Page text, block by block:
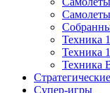
Техника
Техника
Техника
Стратегические
Супер-игры